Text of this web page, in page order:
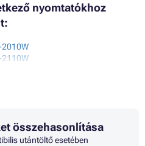
nyomtatókhoz
2010W
2110W
SERIES
2630
2630WF
összehasonlítása
utántöltő esetében